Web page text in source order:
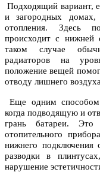
Подходящий вариант,
и загородных домах,
отопления. Здесь
происходит с
таком случае
радиаторов на
положение вещей
отводу лишнего
Еще одним способом
когда подводящую и
грань батареи. Это
отопительного
нижнего подключения
разводки в
нарушение